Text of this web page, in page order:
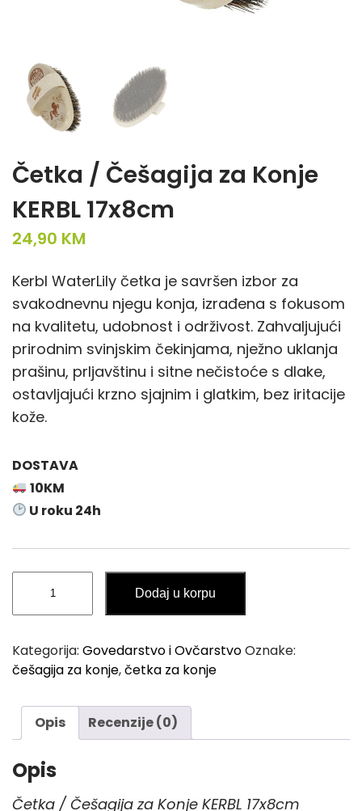
Četka / Češagija za Konje
KERBL 17x8cm
24,90 KM
Kerbl WaterLily četka je savršen izbor za
svakodnevnu njegu konja, izrađena s fokusom
na kvalitetu, udobnost i održivost. Zahvaljujući
prirodnim svinjskim čekinjama, nježno uklanja
prašinu, prljavštinu i sitne nečistoće s dlake,
ostavljajući krzno sjajnim i glatkim, bez iritacije
kože.
DOSTAVA
10KM
U roku 24h
Češagija
Konje
KERBL
količina
Dodaj u korpu
Kategorija: Govedarstvo i OvčarstvoOznake:
češagija za konje,četka za konje
Opis Recenzije (0)
Opis
Četka / Češagija za Konje KERBL 17x8cm